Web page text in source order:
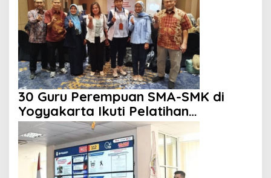
30 Guru Perempuan SMA-SMK di
Yogyakarta Ikuti Pelatihan
Kepemimpinan